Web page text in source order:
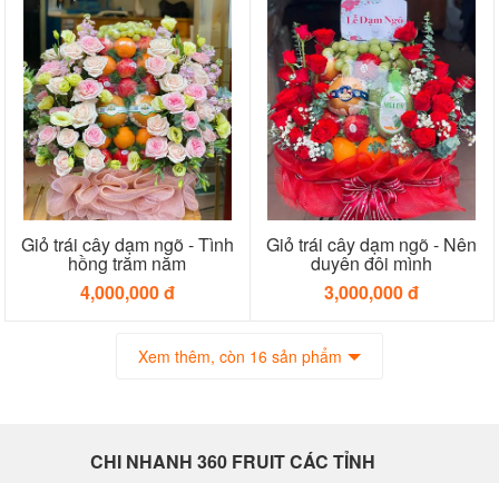
Giỏ trái cây dạm ngõ - Tình
hồng trăm năm
4,000,000 đ
Giỏ trái cây dạm ngõ - Nên
duyên đôi mình
3,000,000 đ
Xem thêm, còn 16 sản phẩm
CHI NHANH 360 FRUIT CÁC TỈNH